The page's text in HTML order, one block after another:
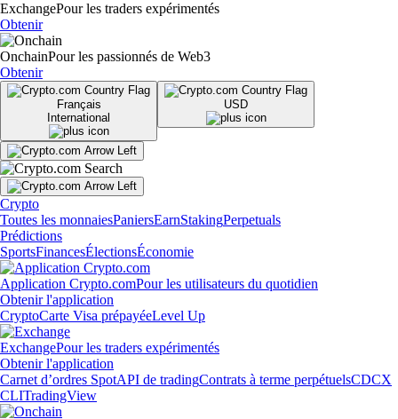
ExchangePour les traders expérimentés
Obtenir
OnchainPour les passionnés de Web3
Obtenir
Français
International
USD
Crypto
Toutes les monnaiesPaniersEarnStakingPerpetuals
Prédictions
SportsFinancesÉlectionsÉconomie
Application Crypto.comPour les utilisateurs du quotidien
Obtenir l'application
CryptoCarte Visa prépayéeLevel Up
ExchangePour les traders expérimentés
Obtenir l'application
Carnet d’ordres SpotAPI de tradingContrats à terme perpétuelsCDCX
CLITradingView